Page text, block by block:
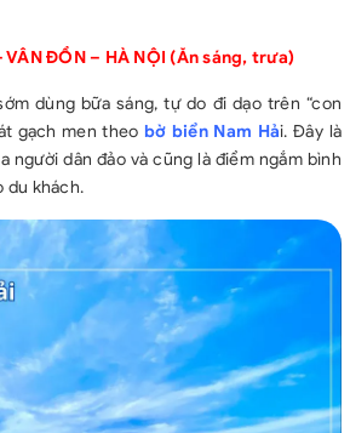
VÂN ĐỒN – HÀ NỘI (Ăn sáng, trưa)
dùng bữa sáng, tự do đi dạo trên “con
gạch men theo bờ biển Nam Hải. Đây là
người dân đảo và cũng là điểm ngắm bình
du khách.